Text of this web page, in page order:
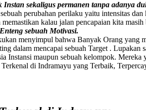
sekaligus permanen tanpa adanya
perubahan perilaku yaitu intensitas
kalau jalan pencapaian kita
sebuah Motivasi.
menyimpul bahwa Banyak Orang yang
dalam mencapai sebuah Target .
Instansi maupun sebuah kelompok.
di Indramayu yang Terbaik,